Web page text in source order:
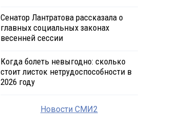
Сенатор Лантратова рассказала о
главных социальных законах
весенней сессии
Когда болеть невыгодно: сколько
стоит листок нетрудоспособности в
2026 году
Новости СМИ2